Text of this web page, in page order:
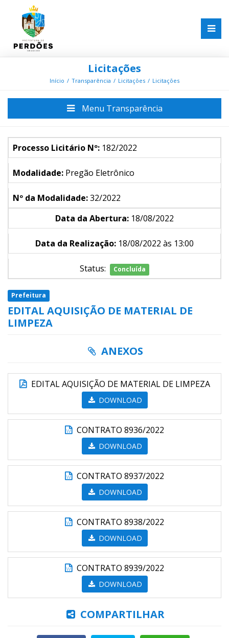
Licitações
Início Transparência Licitações Licitações
Menu Transparência
Processo Licitário Nº: 182/2022
Modalidade: Pregão Eletrônico
Nº da Modalidade:32/2022
Data da Abertura: 18/08/2022
Data da Realização: 18/08/2022 às 13:00
Status: Concluída
Prefeitura
EDITAL AQUISIÇÃO DE MATERIAL DE
LIMPEZA
ANEXOS
EDITAL AQUISIÇÃO DE MATERIAL DE LIMPEZA
DOWNLOAD
CONTRATO 8936/2022
DOWNLOAD
CONTRATO 8937/2022
DOWNLOAD
CONTRATO 8938/2022
DOWNLOAD
CONTRATO 8939/2022
DOWNLOAD
COMPARTILHAR